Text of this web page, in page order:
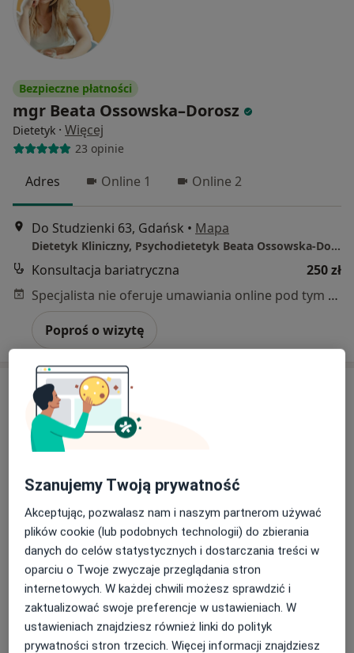
Bezpieczne płatności
mgr Beata Ossowska–Dorosz
Dietetyk · Więcej
23 opinie
Adres Online 1 Online 2
Do Studzienki 63, Gdańsk • Mapa
Dietetyk Kliniczny, Psychodietetyk Beata Ossowska-Dorosz
Konsultacja bariatryczna
250 zł
Specjalista nie oferuje umawiania online pod tym adresem.
Poproś o wizytę
Bezpieczne płatności
lek. Monika Marzec
Internista ·Więcej
444 opinie
Adres Online 1 Online 2
Szanujemy Twoją prywatność
Akceptując, pozwalasz nam i naszym partnerom używać
plików cookie (lub podobnych technologii) do zbierania
danych do celów statystycznych i dostarczania treści w
oparciu o Twoje zwyczaje przeglądania stron
internetowych. W każdej chwili możesz sprawdzić i
zaktualizować swoje preferencje w ustawieniach. W
ustawieniach znajdziesz również linki do polityk
prywatności stron trzecich. Więcej informacji znajdziesz